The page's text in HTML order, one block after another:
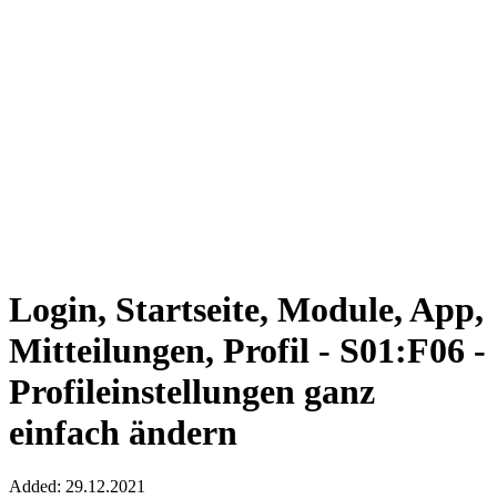
Login, Startseite, Module, App,
Mitteilungen, Profil - S01:F06 -
Profileinstellungen ganz
einfach ändern
Added: 29.12.2021